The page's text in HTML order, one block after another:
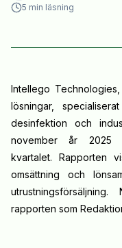
5 min läsning
Intellego
lösningar,
desinfektion och
november år
kvartalet. Rapporten
omsättning och
rapporten som